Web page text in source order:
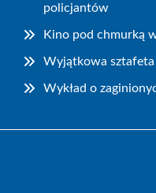
policjantów
Kino pod chmurką
Wyjątkowa sztafeta
Wykład o